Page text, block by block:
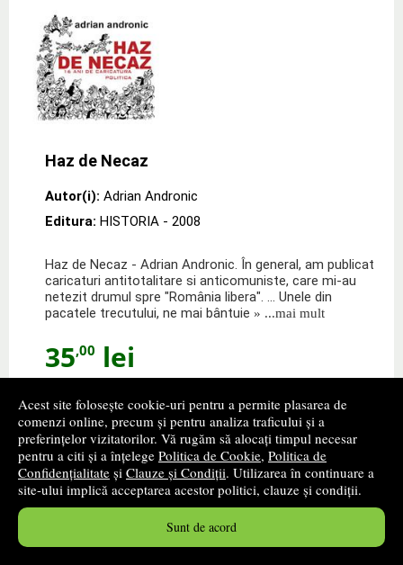
Acest site folosește cookie-uri pentru a permite plasarea de
comenzi online, precum și pentru analiza traficului și a
preferințelor vizitatorilor. Vă rugăm să alocați timpul necesar
pentru a citi și a înțelege Politica de Cookie, Politica de
Confidențialitate și Clauze și Condiții. Utilizarea în continuare a
site-ului implică acceptarea acestor politici, clauze și condiții.
Sunt de acord
Haz de Necaz
Autor(i): Adrian Andronic
Editura: HISTORIA - 2008
Haz de Necaz - Adrian Andronic. În general, am publicat
caricaturi antitotalitare si anticomuniste, care mi-au
netezit drumul spre "România libera". ... Unele din
pacatele trecutului, ne mai bântuie » ...mai mult
35,00 lei
alertă stoc